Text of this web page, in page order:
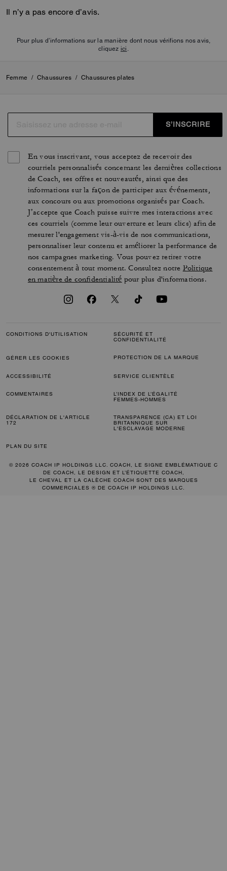
Il n’y a pas encore d’avis.
Pour plus d’informations sur la manière dont nous vérifions nos avis,
cliquez ici .
Femme / Chaussures / Chaussures plates
S’INSCRIRE
En vous inscrivant, vous acceptez de recevoir des
courriels personnalisés concernant les dernières collections
de Coach, ses offres et nouveautés, ainsi que des
informations sur la façon de participer aux événements,
aux concours ou aux promotions organisés par Coach.
J’accepte que Coach puisse suivre mes interactions avec
ces courriels (comme leur ouverture et leurs clics) afin de
mesurer l'engagement vis-à-vis de nos communications,
personnaliser leur contenu et améliorer la performance de
nos campagnes marketing. Vous pouvez retirer votre
consentement à tout moment. Consultez notre Politique
en matière de confidentialité pour plus d'informations.
CONDITIONS D'UTILISATION
SÉCURITÉ ET
CONFIDENTIALITÉ
GÉRER LES COOKIES PROTECTION DE LA MARQUE
ACCESSIBILITÉ SERVICE CLIENTÈLE
COMMENTAIRES
L’INDEX DE L’ÉGALITÉ
FEMMES-HOMMES
DÉCLARATION DE L'ARTICLE
172
TRANSPARENCE (CA) ET LOI
BRITANNIQUE SUR
L'ESCLAVAGE MODERNE
PLAN DU SITE
© 2026 COACH IP HOLDINGS LLC. COACH, LE SIGNE EMBLÉMATIQUE C
DE COACH, LE DESIGN ET L’ÉTIQUETTE COACH,
LE CHEVAL ET LA CALÈCHE COACH SONT DES MARQUES
COMMERCIALES ® DE COACH IP HOLDINGS LLC.